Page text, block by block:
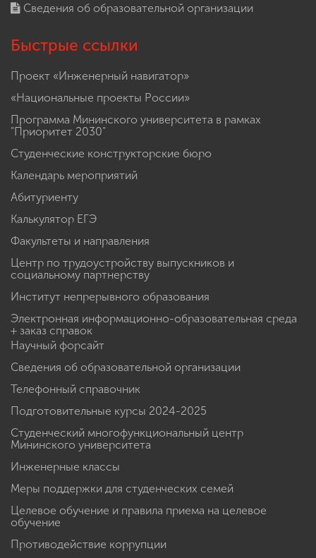
Сведения об образовательной организации
Быстрые ссылки
Проект «Инженерный навигатор»
«Национальные проекты России»
Программа Мининского университета в рамках
"Приоритет 2030"
Студенческие конструкторские бюро
Календарь мероприятий
Абитуриенту
Калькулятор ЕГЭ
Факультеты и направления
Центр по трудоустройству выпускников и
социальному партнерству
Институт непрерывного образования
Электронная информационно-образовательная среда
+ заказ справок
Научный форсайт
Сведения об образовательной организации
Телефонный справочник
Подготовительные курсы 2024-2025
Студенческий многофункциональный центр
Мининского университета
Инженерные классы
Меры поддержки для студенческих семей
Целевое обучение и правила приема на целевое
обучение
Противодействие коррупции